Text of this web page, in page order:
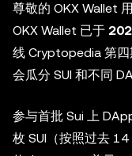
尊敬的 OKX Wallet
OKX Wallet 已于
线 Cryptopedia 第
会瓜分 SUI 和不同
参与首批 Sui 上
枚 SUI（按照过去